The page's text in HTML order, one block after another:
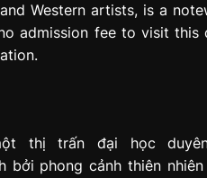
Western artists, is a
admission fee to visit
thị trấn đại học
bởi phong cảnh thiên